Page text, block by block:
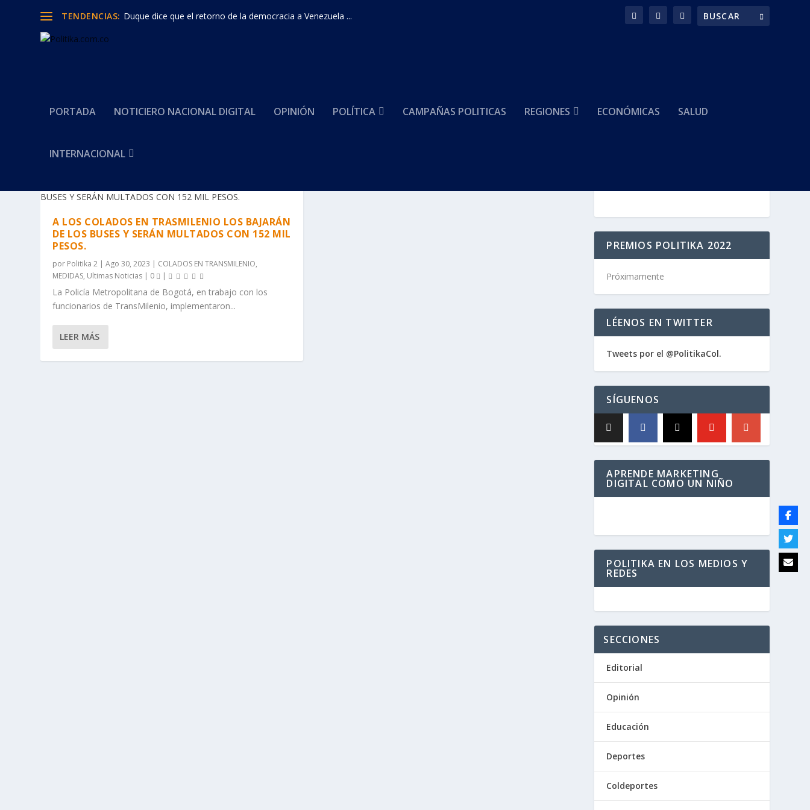
TENDENCIAS: Duque dice que el retorno de la democracia a Venezuela ...
PORTADA NOTICIERO NACIONAL DIGITAL OPINIÓN POLÍTICA CAMPAÑAS POLITICAS REGIONES ECONÓMICAS SALUD
INTERNACIONAL
Categoría:MEDIDAS
A LOS COLADOS EN TRASMILENIO LOS BAJARÁN
DE LOS BUSES Y SERÁN MULTADOS CON 152 MIL
PESOS.
por Politika 2 |Ago 30, 2023 | COLADOS EN TRANSMILENIO,
MEDIDAS, Ultimas Noticias | 0 |
La Policía Metropolitana de Bogotá, en trabajo con los
funcionarios de TransMilenio, implementaron...
LEER MÁS
PREMIOS POLITIKA 2022
Próximamente
LÉENOS EN TWITTER
Tweets por el @PolitikaCol.
SÍGUENOS
APRENDE MARKETING
DIGITAL COMO UN NIÑO
POLITIKA EN LOS MEDIOS Y
REDES
SECCIONES
Editorial
Opinión
Educación
Deportes
Coldeportes